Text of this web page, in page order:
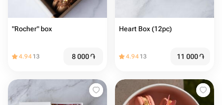
"Rocher" box
4.94 13 8 000֏
Heart Box (12pc)
4.94 13 11 000֏